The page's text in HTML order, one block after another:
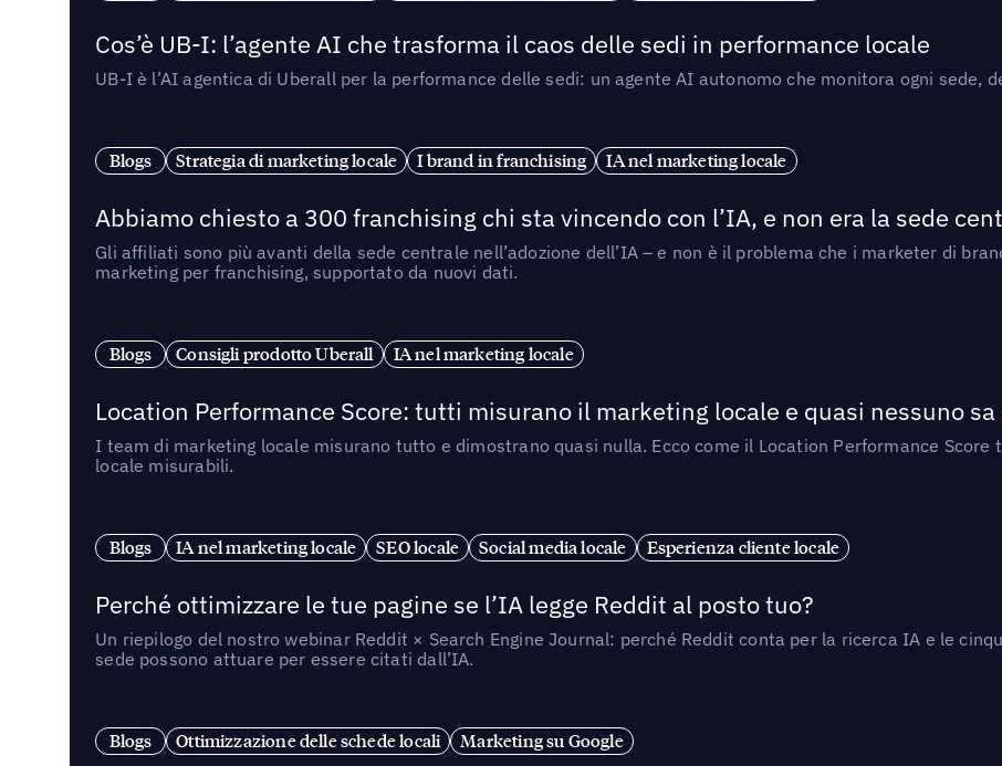
Cos’è UB-I: l’agente AI che trasforma il caos delle sedi in performance locale
UB-I è l’AI agentica di Uberall per la performance delle sedi: un agente AI autonomo che monitora ogni sede,
Blogs Strategia di marketing locale I brand in franchising IA nel marketing locale
Abbiamo chiesto a 300 franchising chi sta vincendo con l’IA, e non era la sede
Gli affiliati sono più avanti della sede centrale nell’adozione dell’IA – e non è il problema che i marketer di
marketing per franchising, supportato da nuovi dati.
Blogs Consigli prodotto Uberall IA nel marketing locale
Location Performance Score: tutti misurano il marketing locale e quasi nessuno
I team di marketing locale misurano tutto e dimostrano quasi nulla. Ecco come il Location Performance
locale misurabili.
Blogs IA nel marketing locale SEO locale Social media locale Esperienza cliente locale
Perché ottimizzare le tue pagine se l’IA legge Reddit al posto tuo?
Un riepilogo del nostro webinar Reddit × Search Engine Journal: perché Reddit conta per la ricerca IA e le
sede possono attuare per essere citati dall’IA.
Blogs Ottimizzazione delle schede locali Marketing su Google